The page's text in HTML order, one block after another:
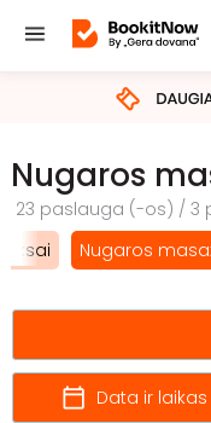
Nugaros
23 paslauga (-os) / 3
Nugaros
Data ir laikas